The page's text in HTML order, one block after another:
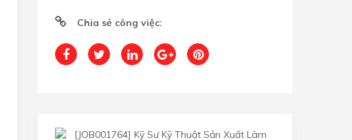
Chia sẻ công việc: